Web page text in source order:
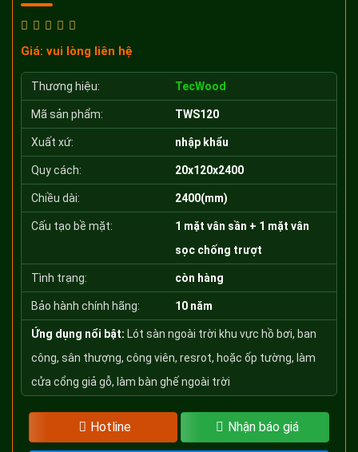
Giá: vui lòng liên hệ
Thương hiệu: TecWood
Mã sản phẩm: TWS120
Xuất xứ: nhập khẩu
Quy cách: 20x120x2400
Chiều dài: 2400(mm)
Cấu tạo bề mặt:
1 mặt vân sần + 1 mặt vân
sọc chống trượt
Tình trạng: còn hàng
Bảo hành chính hãng: 10 năm
Ứng dụng nổi bật: Lót sàn ngoài trời khu vực hồ bơi, ban
công, sân thượng, công viên, resrot, hoặc ốp tường, làm
cửa cổng giả gỗ, làm bàn ghế ngoài trời
Hotline Nhận báo giá